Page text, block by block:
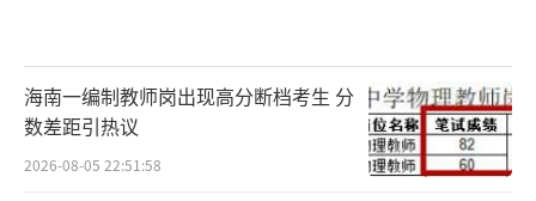
海南一编制教师岗出现高分断档考生 分
数差距引热议
2026-08-05 22:51:58